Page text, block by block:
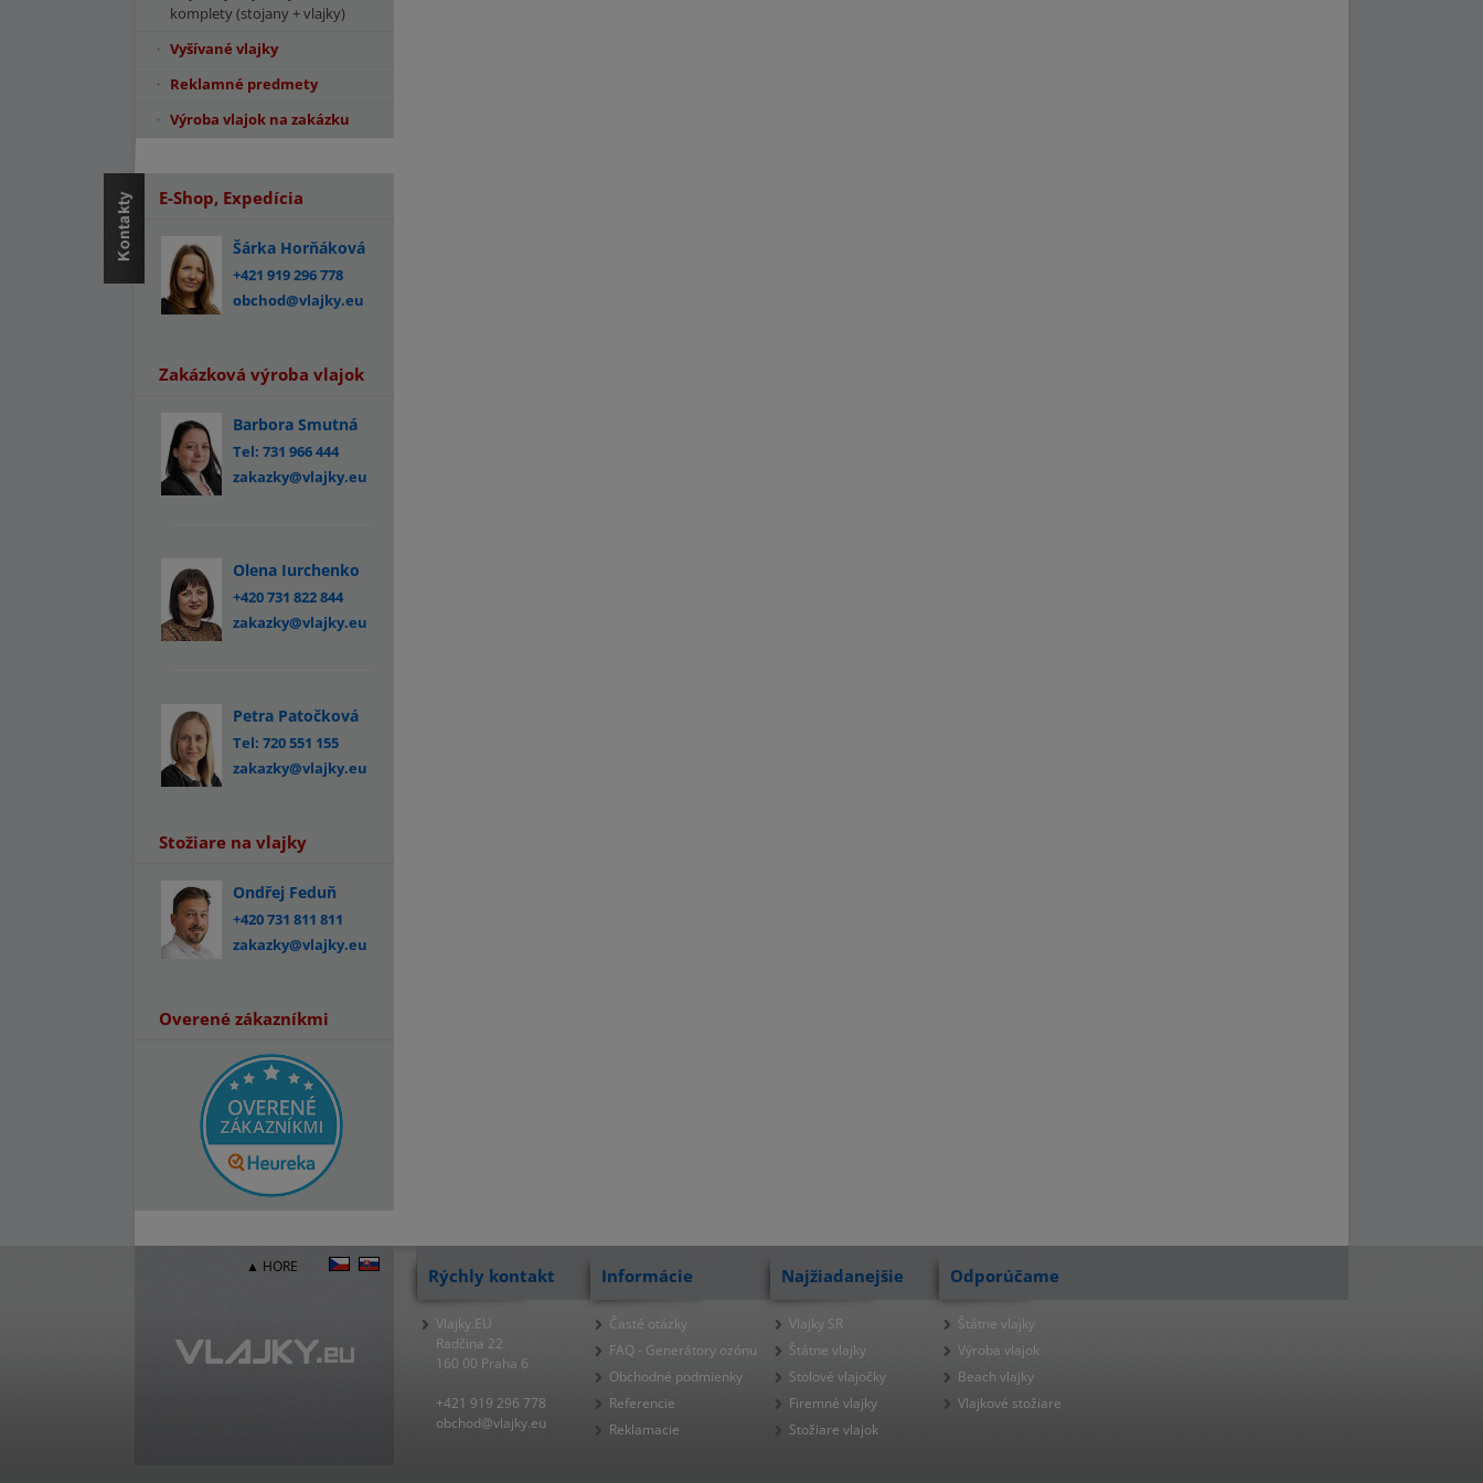
komplety (stojany + vlajky)
Vyšívané vlajky
Reklamné predmety
Výroba vlajok na zakázku
E-Shop, Expedícia
Šárka Horňáková
+421 919 296 778
obchod@vlajky.eu
Zakázková výroba vlajok
Barbora Smutná
Tel: 731 966 444
zakazky@vlajky.eu
Olena Iurchenko
+420 731 822 844
zakazky@vlajky.eu
Petra Patočková
Tel: 720 551 155
zakazky@vlajky.eu
Stožiare na vlajky
Ondřej Feduň
+420 731 811 811
zakazky@vlajky.eu
Overené zákazníkmi
▲ HORE Rýchly kontakt
Vlajky.EU
Radčina 22
160 00 Praha 6
+421 919 296 778
obchod@vlajky.eu
Informácie
Časté otázky
FAQ - Generátory ozónu
Obchodné podmienky
Referencie
Reklamacie
Najžiadanejšie
Vlajky SR
Štátne vlajky
Stolové vlajočky
Firemné vlajky
Stožiare vlajok
Odporúčame
Štátne vlajky
Výroba vlajok
Beach vlajky
Vlajkové stožiare